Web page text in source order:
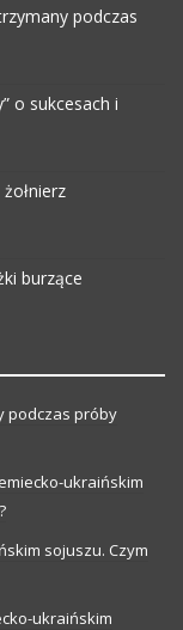
podczas
o sukcesach i
burzące
podczas próby
ukraińskim
sojuszu. Czym
ukraińskim